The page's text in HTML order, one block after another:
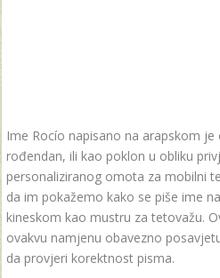
Ime Rocío napisano na arapskom
rođendan, ili kao poklon u obliku
personaliziranog omota za mobilni
da im pokažemo kako se piše ime
kineskom kao mustru za tetovažu.
ovakvu namjenu obavezno
da provjeri korektnost pisma.